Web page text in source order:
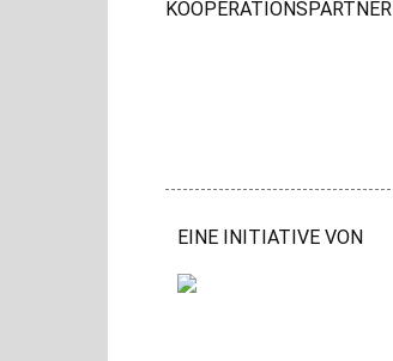
KOOPERATIONSPARTNER
EINE INITIATIVE VON